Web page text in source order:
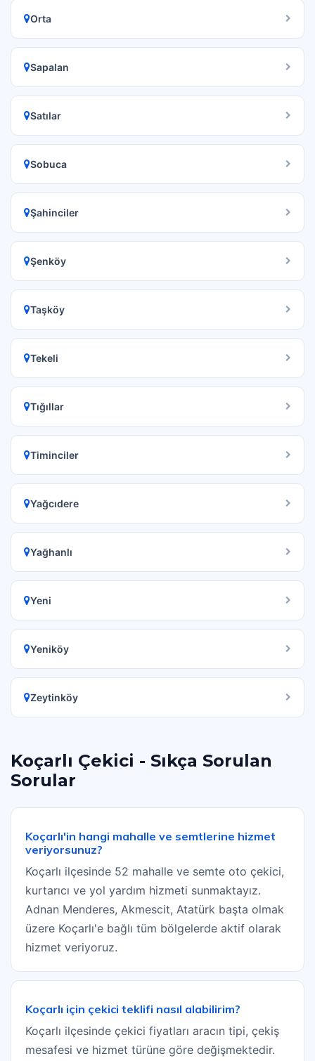
Orta
Sapalan
Satılar
Sobuca
Şahinciler
Şenköy
Taşköy
Tekeli
Tığıllar
Timinciler
Yağcıdere
Yağhanlı
Yeni
Yeniköy
Zeytinköy
Koçarlı Çekici - Sıkça Sorulan
Sorular
Koçarlı'in hangi mahalle ve semtlerine hizmet
veriyorsunuz?
Koçarlı ilçesinde 52 mahalle ve semte oto çekici,
kurtarıcı ve yol yardım hizmeti sunmaktayız.
Adnan Menderes, Akmescit, Atatürk başta olmak
üzere Koçarlı'e bağlı tüm bölgelerde aktif olarak
hizmet veriyoruz.
Koçarlı için çekici teklifi nasıl alabilirim?
Koçarlı ilçesinde çekici fiyatları aracın tipi, çekiş
mesafesi ve hizmet türüne göre değişmektedir.